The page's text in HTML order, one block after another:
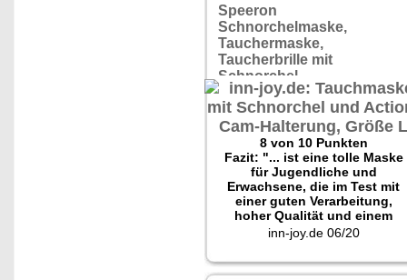
Speeron
Schnorchelmaske,
Tauchermaske,
Taucherbrille mit
Schnorchel
8 von 10 Punkten
Fazit: "... ist eine tolle Maske
für Jugendliche und
Erwachsene, die im Test mit
einer guten Verarbeitung,
hoher Qualität und einem
tollen Preis-Leistungs-
Verhältnis überzeugen
konnte."
inn-joy.de 06/20